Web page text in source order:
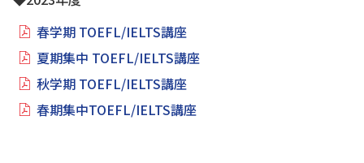
春学期 TOEFL/IELTS講座
夏期集中 TOEFL/IELTS講座
秋学期 TOEFL/IELTS講座
春期集中TOEFL/IELTS講座